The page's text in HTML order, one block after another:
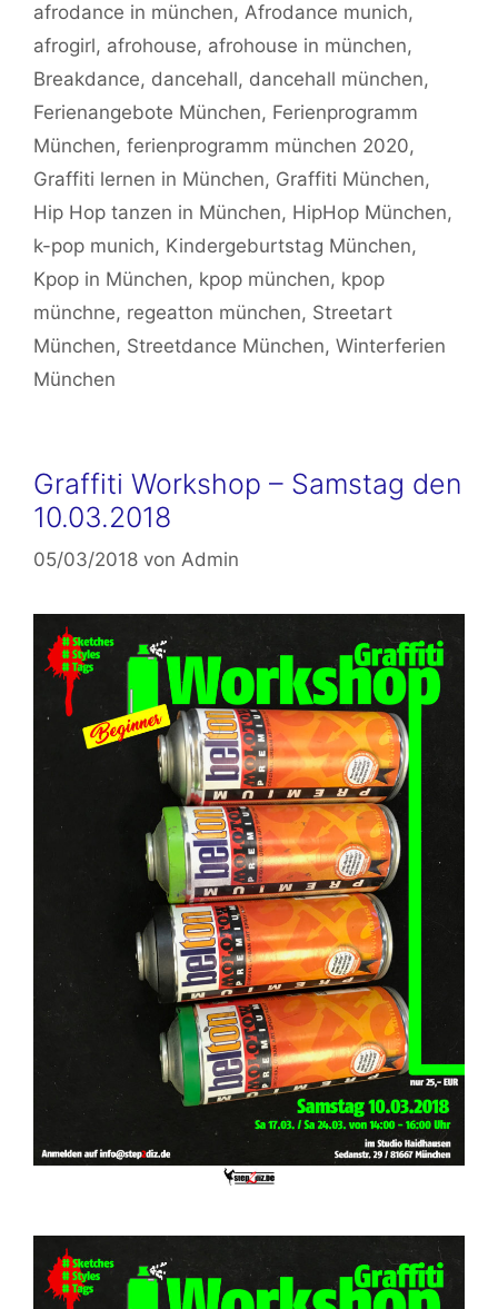
afrodance in münchen, Afrodance munich,
afrogirl, afrohouse, afrohouse in münchen,
Breakdance, dancehall, dancehall münchen,
Ferienangebote München, Ferienprogramm
München, ferienprogramm münchen 2020,
Graffiti lernen in München, Graffiti München,
Hip Hop tanzen in München, HipHop München,
k-pop munich, Kindergeburtstag München,
Kpop in München, kpop münchen, kpop
münchne, regeatton münchen, Streetart
München, Streetdance München, Winterferien
München
Graffiti Workshop – Samstag den
10.03.2018
05/03/2018 von Admin